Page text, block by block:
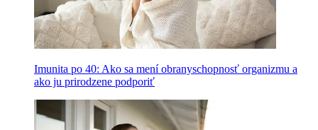
Imunita po 40: Ako sa mení obranyschopnosť organizmu a
ako ju prirodzene podporiť